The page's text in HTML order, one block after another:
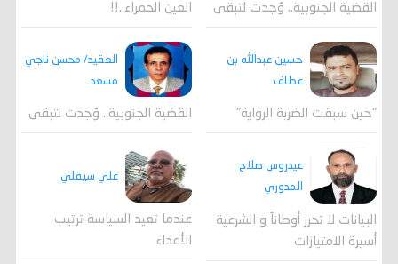
القضية الجنوبية.. وُجدت لتبقى العين الحمراء..!!
حسين عبدالله بن
عطاف
"حين سبقت الضربة الرواية"
العقيد/ محسن ناجي
مسعد
القضية الجنوبية.. وُجدت لتبقى
عيدروس صلاح
المدوري
البيانات لا تحرر أوطاناً و الشرعية
أسيرة الامتيازات
علي سيقلي
عندما تعيد السياسة ترتيب
الأعداء